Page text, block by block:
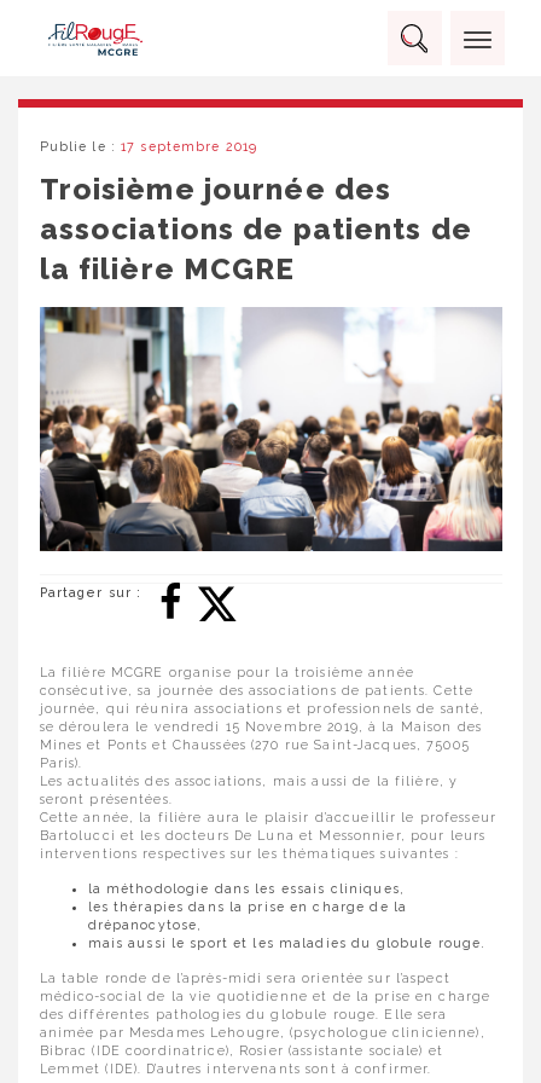
content
Rechercher :
RECHERCHER
Publie le :17 septembre 2019
Troisième journée des
associations de patients de
la filière MCGRE
Partager sur :
La filière MCGRE organise pour la troisième année
consécutive, sa journée des associations de patients. Cette
journée, qui réunira associations et professionnels de santé,
se déroulera le vendredi 15 Novembre 2019, à la Maison des
Mines et Ponts et Chaussées (270 rue Saint-Jacques, 75005
Paris).
Les actualités des associations, mais aussi de la filière, y
seront présentées.
Cette année, la filière aura le plaisir d’accueillir le professeur
Bartolucci et les docteurs De Luna et Messonnier, pour leurs
interventions respectives sur les thématiques suivantes :
la méthodologie dans les essais cliniques,
les thérapies dans la prise en charge de la
drépanocytose,
mais aussi le sport et les maladies du globule rouge.
La table ronde de l’après-midi sera orientée sur l’aspect
médico-social de la vie quotidienne et de la prise en charge
des différentes pathologies du globule rouge. Elle sera
animée par Mesdames Lehougre, (psychologue clinicienne),
Bibrac (IDE coordinatrice), Rosier (assistante sociale) et
Lemmet (IDE). D’autres intervenants sont à confirmer.